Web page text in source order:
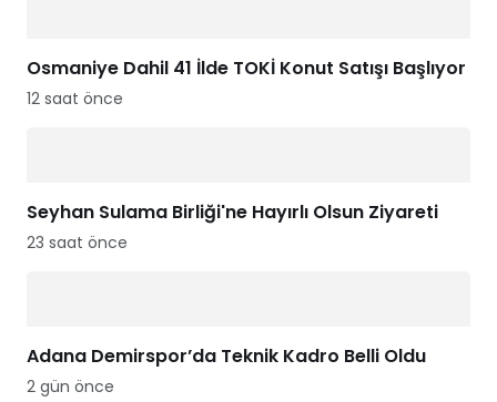
Osmaniye Dahil 41 İlde TOKİ Konut Satışı Başlıyor
12 saat önce
Seyhan Sulama Birliği'ne Hayırlı Olsun Ziyareti
23 saat önce
Adana Demirspor’da Teknik Kadro Belli Oldu
2 gün önce